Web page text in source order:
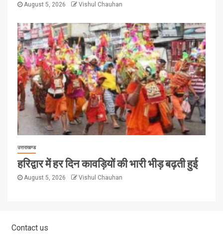
August 5, 2026 Vishul Chauhan
उत्तराखण्ड
हरिद्वार में हर दिन कावड़ियों की भारी भीड़ बढ़ती हुई
August 5, 2026 Vishul Chauhan
Contact us